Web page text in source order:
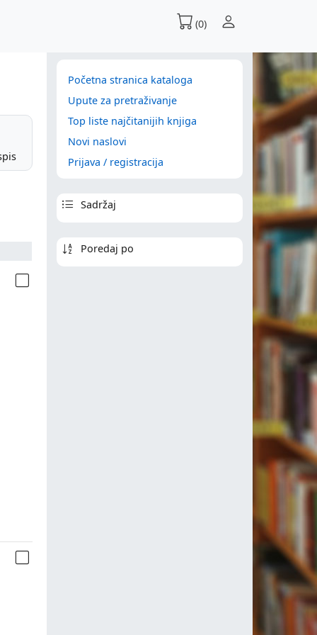
(0)
Početna stranica kataloga
Upute za pretraživanje
Top liste najčitanijih knjiga
Novi naslovi
Prijava / registracija
Sadržaj
Poredaj po